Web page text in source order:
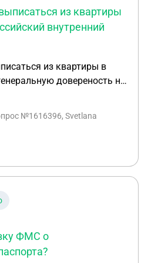
в данной
проблем.
, которую получил в
истечении 6 лет внести
о расторжении брака?
из квартиры
внутренний
из квартиры в
довереность на
внутренний
вопрос без поездки по
№1616396, Svetlana
ФМС о